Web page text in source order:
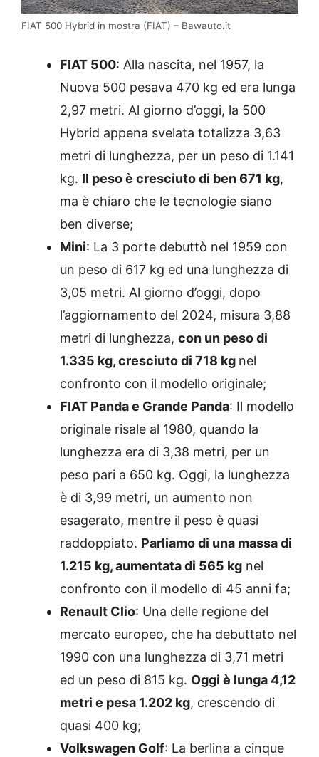
FIAT 500 Hybrid in mostra (FIAT) – Bawauto.it
FIAT 500: Alla nascita, nel 1957, la
Nuova 500 pesava 470 kg ed era lunga
2,97 metri. Al giorno d’oggi, la 500
Hybrid appena svelata totalizza 3,63
metri di lunghezza, per un peso di 1.141
kg. Il peso è cresciuto di ben 671 kg,
ma è chiaro che le tecnologie siano
ben diverse;
Mini: La 3 porte debuttò nel 1959 con
un peso di 617 kg ed una lunghezza di
3,05 metri. Al giorno d’oggi, dopo
l’aggiornamento del 2024, misura 3,88
metri di lunghezza, con un peso di
1.335 kg, cresciuto di 718 kg nel
confronto con il modello originale;
FIAT Panda e Grande Panda: Il modello
originale risale al 1980, quando la
lunghezza era di 3,38 metri, per un
peso pari a 650 kg. Oggi, la lunghezza
è di 3,99 metri, un aumento non
esagerato, mentre il peso è quasi
raddoppiato. Parliamo di una massa di
1.215 kg, aumentata di 565 kg nel
confronto con il modello di 45 anni fa;
Renault Clio: Una delle regione del
mercato europeo, che ha debuttato nel
1990 con una lunghezza di 3,71 metri
ed un peso di 815 kg. Oggi è lunga 4,12
metri e pesa 1.202 kg, crescendo di
quasi 400 kg;
Volkswagen Golf: La berlina a cinque